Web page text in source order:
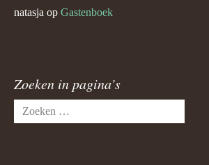
natasja op Gastenboek
Zoeken in pagina’s
Zoeken
naar: